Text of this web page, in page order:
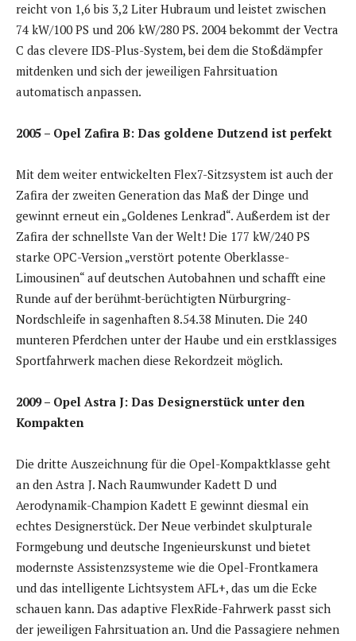
reicht von 1,6 bis 3,2 Liter Hubraum und leistet zwischen
74 kW/100 PS und 206 kW/280 PS. 2004 bekommt der Vectra
C das clevere IDS-Plus-System, bei dem die Stoßdämpfer
mitdenken und sich der jeweiligen Fahrsituation
automatisch anpassen.
2005 – Opel Zafira B: Das goldene Dutzend ist perfekt
Mit dem weiter entwickelten Flex7-Sitzsystem ist auch der
Zafira der zweiten Generation das Maß der Dinge und
gewinnt erneut ein „Goldenes Lenkrad“. Außerdem ist der
Zafira der schnellste Van der Welt! Die 177 kW/240 PS
starke OPC-Version „verstört potente Oberklasse-
Limousinen“ auf deutschen Autobahnen und schafft eine
Runde auf der berühmt-berüchtigten Nürburgring-
Nordschleife in sagenhaften 8.54.38 Minuten. Die 240
munteren Pferdchen unter der Haube und ein erstklassiges
Sportfahrwerk machen diese Rekordzeit möglich.
2009 – Opel Astra J: Das Designerstück unter den
Kompakten
Die dritte Auszeichnung für die Opel-Kompaktklasse geht
an den Astra J. Nach Raumwunder Kadett D und
Aerodynamik-Champion Kadett E gewinnt diesmal ein
echtes Designerstück. Der Neue verbindet skulpturale
Formgebung und deutsche Ingenieurskunst und bietet
modernste Assistenzsysteme wie die Opel-Frontkamera
und das intelligente Lichtsystem AFL+, das um die Ecke
schauen kann. Das adaptive FlexRide-Fahrwerk passt sich
der jeweiligen Fahrsituation an. Und die Passagiere nehmen